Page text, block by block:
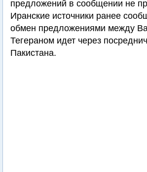
предложений в сообщении не
Иранские источники ранее
обмен предложениями между
Тегераном идет через
Пакистана.